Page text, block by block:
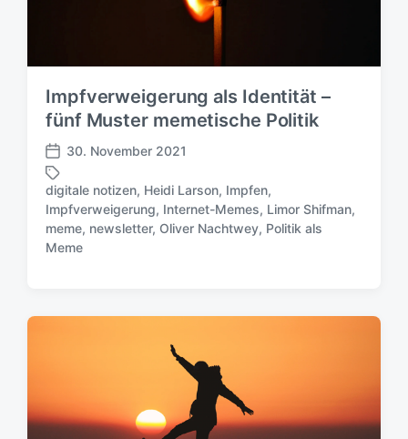
Impfverweigerung als Identität –
fünf Muster memetische Politik
V
e
r
ö
f
f
t
u
n
30. November 2021
c
g
e
r
digitale notizen, Heidi Larson, Impfen,
Impfverweigerung, Internet-Memes, Limor Shifman,
meme, newsletter, Oliver Nachtwey, Politik als
Meme